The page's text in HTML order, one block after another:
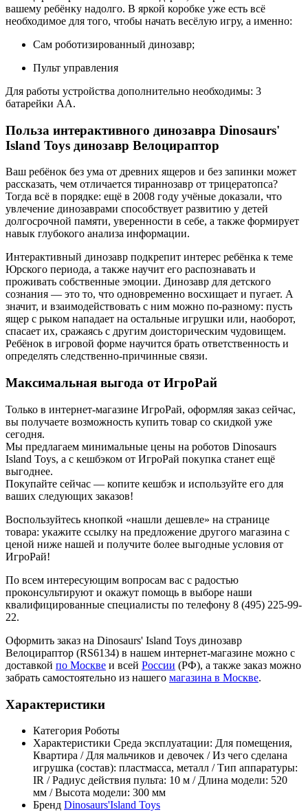
вашему ребёнку надолго. В яркой коробке уже есть всё
необходимое для того, чтобы начать весёлую игру, а именно:
Сам роботизированный динозавр;
Пульт управления
Для работы устройства дополнительно необходимы: 3
батарейки АА.
Польза интерактивного динозавра Dinosaurs'
Island Toys динозавр Велоцираптор
Ваш ребёнок без ума от древних ящеров и без запинки может
рассказать, чем отличается тираннозавр от трицератопса?
Тогда всё в порядке: ещё в 2008 году учёные доказали, что
увлечение динозаврами способствует развитию у детей
долгосрочной памяти, уверенности в себе, а также формирует
навык глубокого анализа информации.
Интерактивный динозавр подкрепит интерес ребёнка к теме
Юрского периода, а также научит его распознавать и
проживать собственные эмоции. Динозавр для детского
сознания — это то, что одновременно восхищает и пугает. А
значит, и взаимодействовать с ним можно по-разному: пусть
ящер с рыком нападает на остальные игрушки или, наоборот,
спасает их, сражаясь с другим доисторическим чудовищем.
Ребёнок в игровой форме научится брать ответственность и
определять следственно-причинные связи.
Максимальная выгода от ИгроРай
Только в интернет-магазине ИгроРай, оформляя заказ сейчас,
вы получаете возможность купить товар со скидкой уже
сегодня.
Мы предлагаем минимальные цены на роботов Dinosaurs
Island Toys, а с кешбэком от ИгроРай покупка станет ещё
выгоднее.
Покупайте сейчас — копите кешбэк и используйте его для
ваших следующих заказов!
Воспользуйтесь кнопкой «нашли дешевле» на странице
товара: укажите ссылку на предложение другого магазина с
ценой ниже нашей и получите более выгодные условия от
ИгроРай!
По всем интересующим вопросам вас с радостью
проконсультируют и окажут помощь в выборе наши
квалифицированные специалисты по телефону 8 (495) 225-99-
22.
Оформить заказ на Dinosaurs' Island Toys динозавр
Велоцираптор (RS6134) в нашем интернет-магазине можно с
доставкой по Москве и всей России (РФ), а также заказ можно
забрать самостоятельно из нашего магазина в Москве.
Характеристики
Категория Роботы
Характеристики Среда эксплуатации: Для помещения,
Квартира / Для мальчиков и девочек / Из чего сделана
игрушка (состав): пластмасса, металл / Тип аппаратуры:
IR / Радиус действия пульта: 10 м / Длина модели: 520
мм / Высота модели: 300 мм
Бренд Dinosaurs'Island Toys